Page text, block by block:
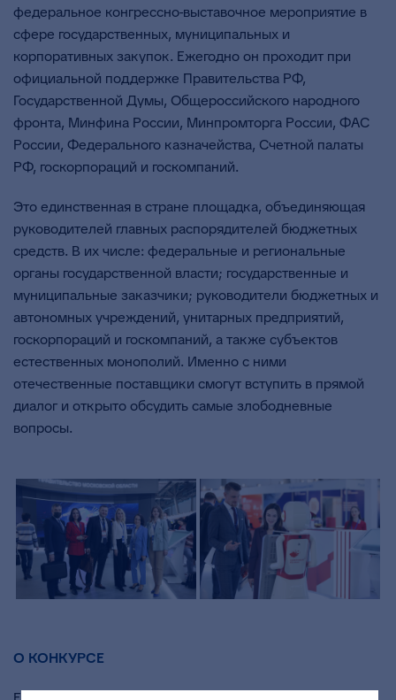
федеральное конгрессно-выставочное мероприятие в
сфере государственных, муниципальных и
корпоративных закупок. Ежегодно он проходит при
официальной поддержке Правительства РФ,
Государственной Думы, Общероссийского народного
фронта, Минфина России, Минпромторга России, ФАС
России, Федерального казначейства, Счетной палаты
РФ, госкорпораций и госкомпаний.
Это единственная в стране площадка, объединяющая
руководителей главных распорядителей бюджетных
средств. В их числе: федеральные и региональные
органы государственной власти; государственные и
муниципальные заказчики; руководители бюджетных и
автономных учреждений, унитарных предприятий,
госкорпораций и госкомпаний, а также субъектов
естественных монополий. Именно с ними
отечественные поставщики смогут вступить в прямой
диалог и открыто обсудить самые злободневные
вопросы.
О КОНКУРСЕ